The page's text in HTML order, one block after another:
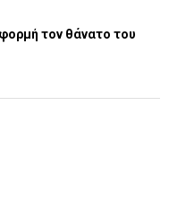
τον θάνατο του